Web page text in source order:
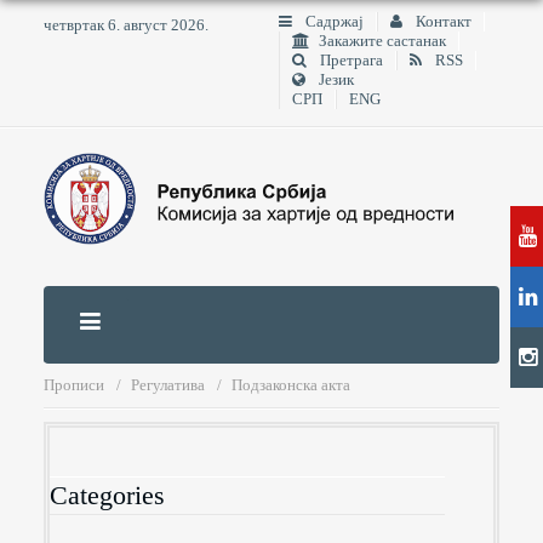
четвртак 6. август 2026. Садржај
Контакт
Закажите састанак
Претрага
RSS
Језик
СРП
ENG
Прописи Регулатива Подзаконска акта
Categories